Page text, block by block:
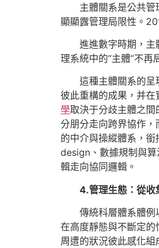
主體關系是公共
顯顯露管理局限性。
進進數字時期，主
理系統中的“主體”不
這種主體關系的呈
彼此重構的成果，并
學取決于分歧主體之
分朋分走向跨界協作
的中介與操縱體系，
design、數據規制與
輯走向協同邏輯。
4.管理生態：從收
傳統科層體系體
在高度靜態與不斷定
周遭的狀況彼此感化組